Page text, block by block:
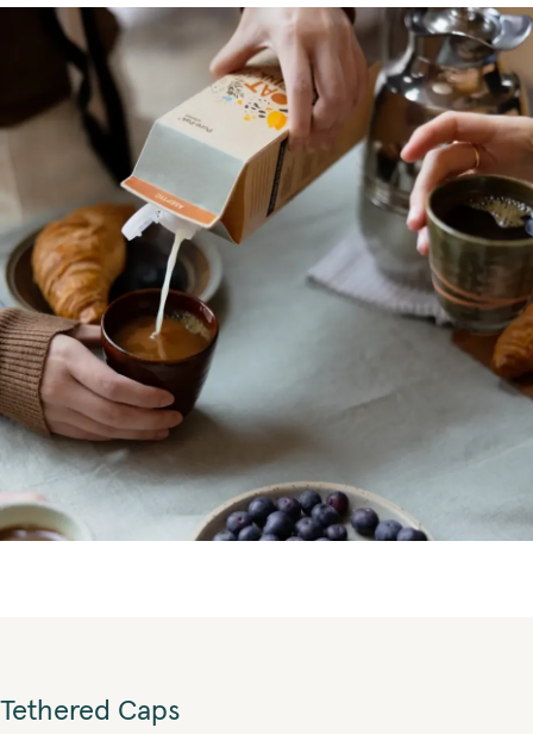
Tethered Caps